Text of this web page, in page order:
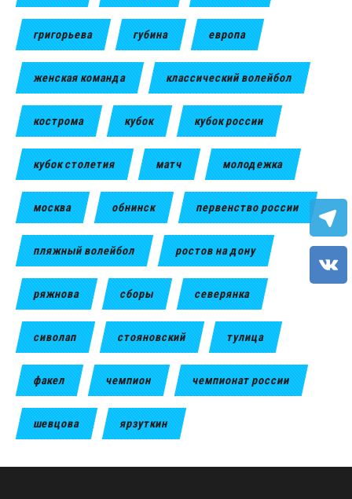
григорьева губина европа
женская команда классический волейбол
кострома кубок кубок россии
кубок столетия матч молодежка
москва обнинск первенство россии
пляжный волейбол ростов на дону
ряжнова сборы северянка
сиволап стояновский тулица
факел чемпион чемпионат россии
шевцова ярзуткин